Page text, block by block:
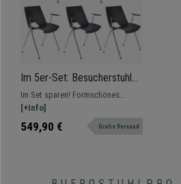
Im 5er-Set: Besucherstuhl
ENZO MIT ARMLEHNEN,
bequem, praktisch und
Im Set sparen! Formschönes
Design mit praktischer und leichter
Handhabung. In verschiedenen
Farben und Versionen erhältlich.
[+Info]
549,90 € Gratis Versand